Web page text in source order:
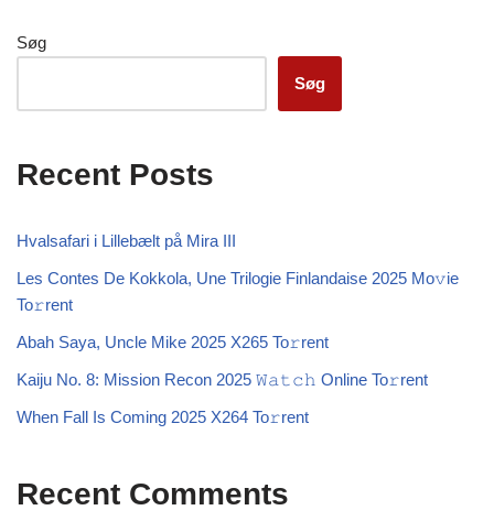
Søg
Søg
Recent Posts
Hvalsafari i Lillebælt på Mira III
Les Contes De Kokkola, Une Trilogie Finlandaise 2025 Mo𝚟ie
To𝚛rent
Abah Saya, Uncle Mike 2025 X265 To𝚛rent
Kaiju No. 8: Mission Recon 2025 𝚆𝚊𝚝𝚌𝚑 Online To𝚛rent
When Fall Is Coming 2025 X264 To𝚛rent
Recent Comments